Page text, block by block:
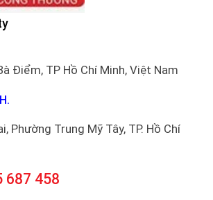
Điểm, TP Hồ Chí Minh, Việt Nam
Phường Trung Mỹ Tây, TP. Hồ Chí
687 458